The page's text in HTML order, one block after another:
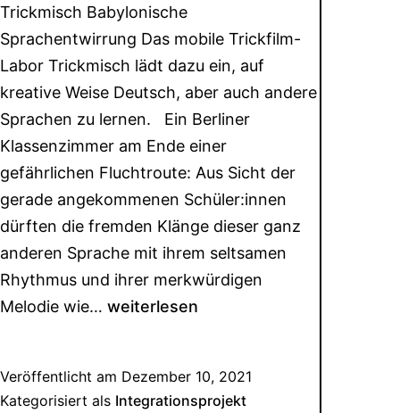
Trickmisch Babylonische
Sprachentwirrung Das mobile Trickfilm-
Labor Trickmisch lädt dazu ein, auf
kreative Weise Deutsch, aber auch andere
Sprachen zu lernen. Ein Berliner
Klassenzimmer am Ende einer
gefährlichen Fluchtroute: Aus Sicht der
gerade angekommenen Schüler:innen
dürften die fremden Klänge dieser ganz
anderen Sprache mit ihrem seltsamen
Rhythmus und ihrer merkwürdigen
Melodie wie… weiterlesen
Veröffentlicht am Dezember 10, 2021
Kategorisiert als Integrationsprojekt